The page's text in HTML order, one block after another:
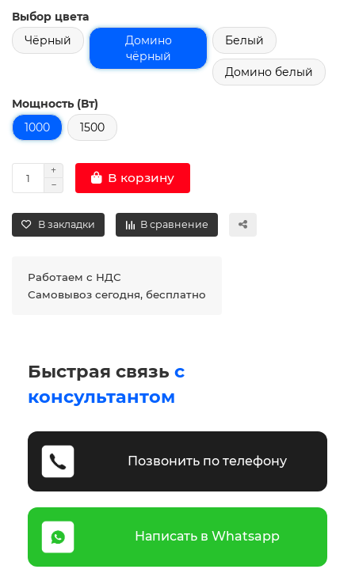
Выбор цвета
Чёрный
Домино
чёрный
Белый
Домино белый
Мощность (Вт)
1000
1500
В корзину
В закладки В сравнение
Работаем с НДС
Самовывоз сегодня, бесплатно
Быстрая связь с
консультантом
Позвонить по телефону
Написать в Whatsapp